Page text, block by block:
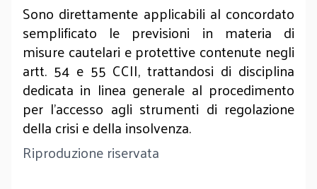
Sono direttamente applicabili al concordato
semplificato le previsioni in materia di
misure cautelari e protettive contenute negli
artt. 54 e 55 CCII, trattandosi di disciplina
dedicata in linea generale al procedimento
per l’accesso agli strumenti di regolazione
della crisi e della insolvenza.
Riproduzione riservata